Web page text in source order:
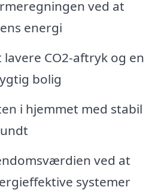
ved at
energi
CO2-aftryk og en
bolig
i hjemmet med stabil
ved at
systemer